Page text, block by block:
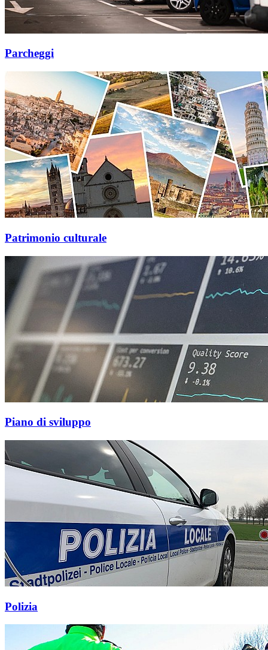
Parcheggi
Patrimonio culturale
Piano di sviluppo
Polizia